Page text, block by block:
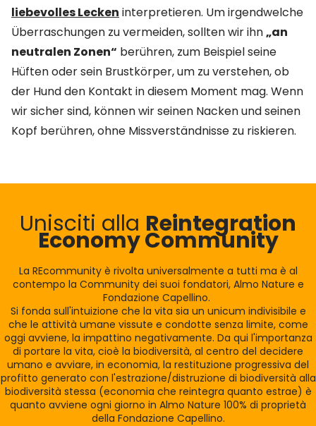
liebevolles Lecken interpretieren. Um irgendwelche
Überraschungen zu vermeiden, sollten wir ihn„an
neutralen Zonen“ berühren, zum Beispiel seine
Hüften oder sein Brustkörper, um zu verstehen, ob
der Hund den Kontakt in diesem Moment mag. Wenn
wir sicher sind, können wir seinen Nacken und seinen
Kopf berühren, ohne Missverständnisse zu riskieren.
Unisciti alla Reintegration
Economy Community
La REcommunity è rivolta universalmente a tutti ma è al
contempo la Community dei suoi fondatori, Almo Nature e
Fondazione Capellino.
Si fonda sull'intuizione che la vita sia un unicum indivisibile e
che le attività umane vissute e condotte senza limite, come
oggi avviene, la impattino negativamente. Da qui l'importanza
di portare la vita, cioè la biodiversità, al centro del decidere
umano e avviare, in economia, la restituzione progressiva del
profitto generato con l'estrazione/distruzione di biodiversità alla
biodiversità stessa (economia che reintegra quanto estrae) è
quanto avviene ogni giorno in Almo Nature 100% di proprietà
della Fondazione Capellino.